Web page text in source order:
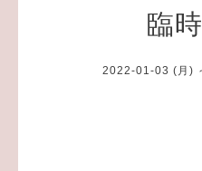
臨
2022-01-03 (月)